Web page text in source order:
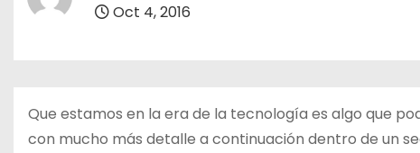
Oct 4, 2016
Que estamos en la era de la tecnología es algo que
con mucho más detalle a continuación dentro de un